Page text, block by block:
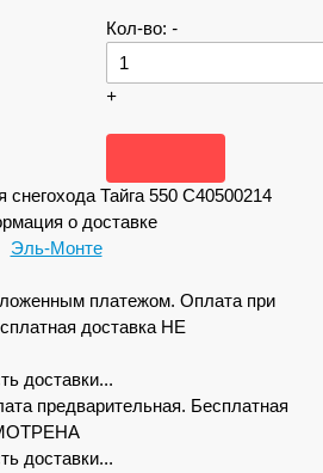
Кол-во: -
+
снегохода Тайга 550 С40500214
о доставке
Эль-Монте
платежом. Оплата при
доставка НЕ
доставки...
предварительная. Бесплатная
доставки...